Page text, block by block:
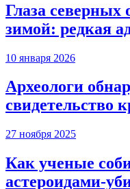
Глаза северных
зимой: редкая
10 января 2026
Археологи
свидетельство
27 ноября 2025
Как ученые
астероидами-